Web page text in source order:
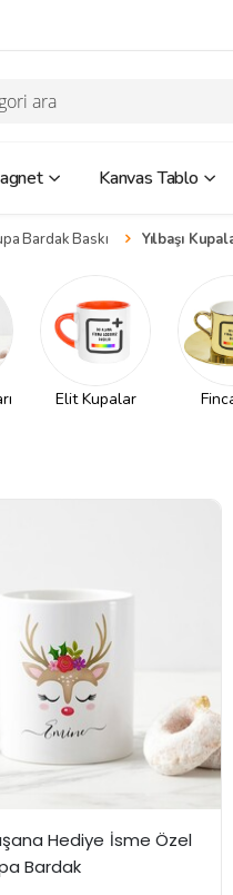
Kanvas Tablo
Bardak Baskı Yılbaşı
Elit Kupalar
Hediye İsme Özel
Bardak